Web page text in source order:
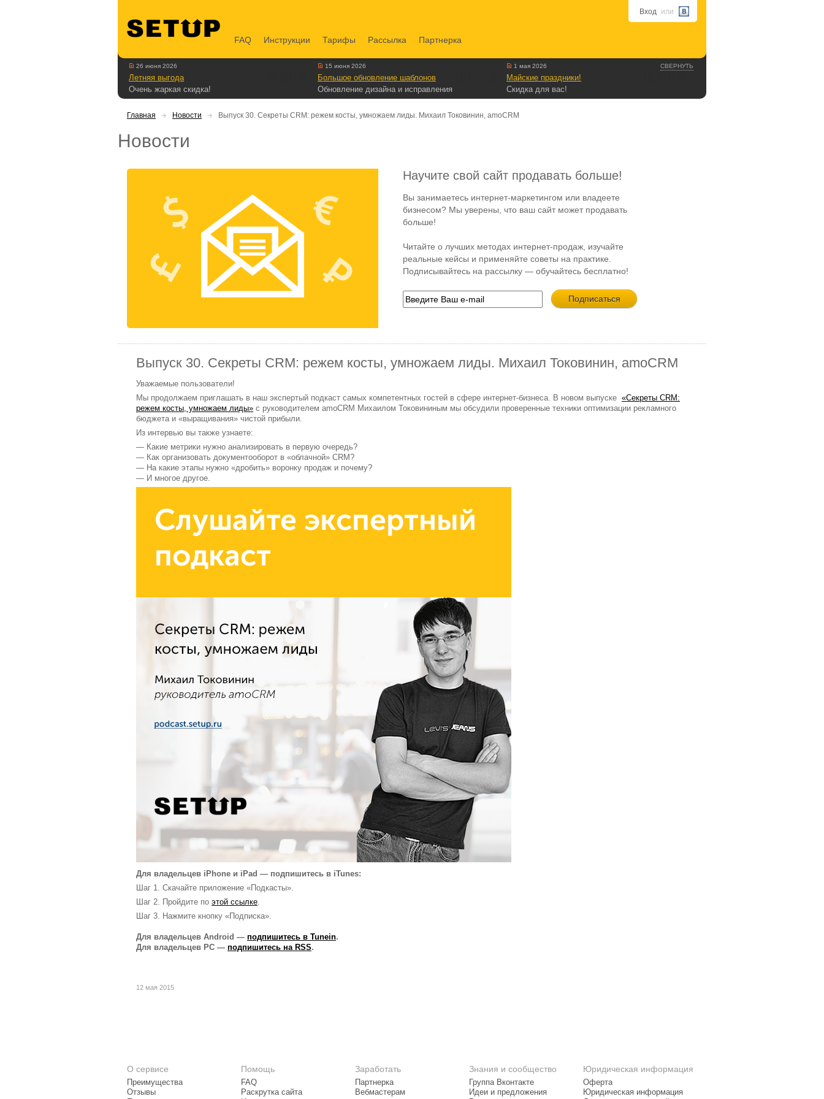
Вход или
FAQ Инструкции Тарифы Рассылка Партнерка
СВЕРНУТЬ
26 июня 2026
Летняя выгода
Очень жаркая скидка!
15 июня 2026
Большое обновление шаблонов
Обновление дизайна и исправления
1 мая 2026
Майские праздники!
Скидка для вас!
Главная Новости Выпуск 30. Секреты CRM: режем косты, умножаем лиды. Михаил Токовинин, amoCRM
Новости
Научите свой сайт продавать больше!
Вы занимаетесь интернет-маркетингом или владеете
бизнесом? Мы уверены, что ваш сайт может продавать
больше!
Читайте о лучших методах интернет-продаж, изучайте
реальные кейсы и применяйте советы на практике.
Подписывайтесь на рассылку — обучайтесь бесплатно!
Выпуск 30. Секреты CRM: режем косты, умножаем лиды. Михаил Токовинин, amoCRM
Уважаемые пользователи!
Мы продолжаем приглашать в наш экспертый подкаст самых компетентных гостей в сфере интернет-бизнеса. В новом выпуске «Секреты CRM:
режем косты, умножаем лиды» с руководителем amoCRM Михаилом Токовининым мы обсудили проверенные техники оптимизации рекламного
бюджета и «выращивания» чистой прибыли.
Из интервью вы также узнаете:
— Какие метрики нужно анализировать в первую очередь?
— Как организовать документооборот в «облачной» CRM?
— На какие этапы нужно «дробить» воронку продаж и почему?
— И многое другое.
Для владельцев iPhone и iPad — подпишитесь в iTunes:
Шаг 1. Скачайте приложение «Подкасты».
Шаг 2. Пройдите по этой ссылке.
Шаг 3. Нажмите кнопку «Подписка».
Для владельцев Android — подпишитесь в Tunein.
Для владельцев PC — подпишитесь на RSS.
12 мая 2015
О сервисе
Преимущества
Отзывы
Помощь
FAQ
Раскрутка сайта
Заработать
Партнерка
Вебмастерам
Знания и сообщество
Группа Вконтакте
Идеи и предложения
Юридическая информация
Оферта
Юридическая информация